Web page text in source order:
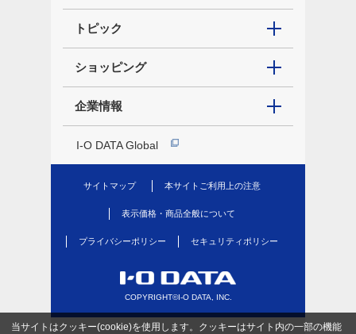
トピック
ショッピング
企業情報
I-O DATA Global
サイトマップ 本サイトご利用上の注意
表示価格・商品全般について
プライバシーポリシー セキュリティポリシー
COPYRIGHT©I-O DATA, INC.
当サイトはクッキー(cookie)を使用します。クッキーはサイト内の一部の機能